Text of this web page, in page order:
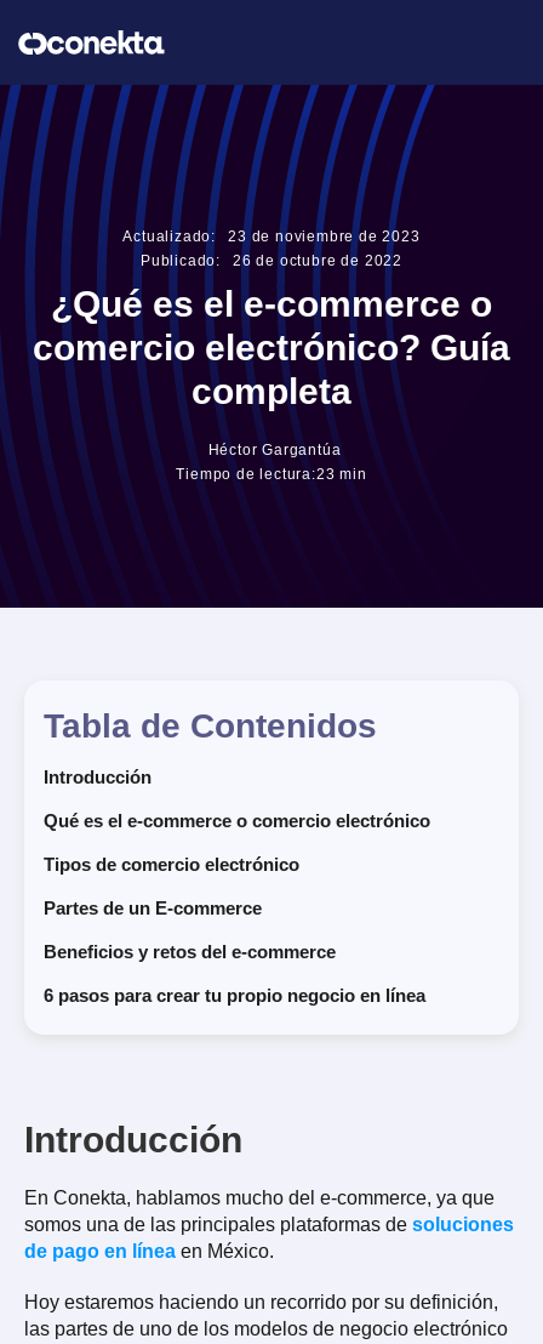
Actualizado: 23 de noviembre de2023
Publicado:
26 de octubre de 2022
¿Qué es el e-commerce o
comercio electrónico? Guía
completa
Héctor Gargantúa
Tiempo de lectura:23 min
Tabla de Contenidos
Introducción
Qué es el e-commerce o comercio electrónico
Tipos de comercio electrónico
Partes de un E-commerce
Beneficios y retos del e-commerce
6 pasos para crear tu propio negocio en línea
Introducción
En Conekta, hablamos mucho del e-commerce, ya que
somos una de las principales plataformas de soluciones
de pago en línea en México.
Hoy estaremos haciendo un recorrido por su definición,
las partes de uno de los modelos de negocio electrónico